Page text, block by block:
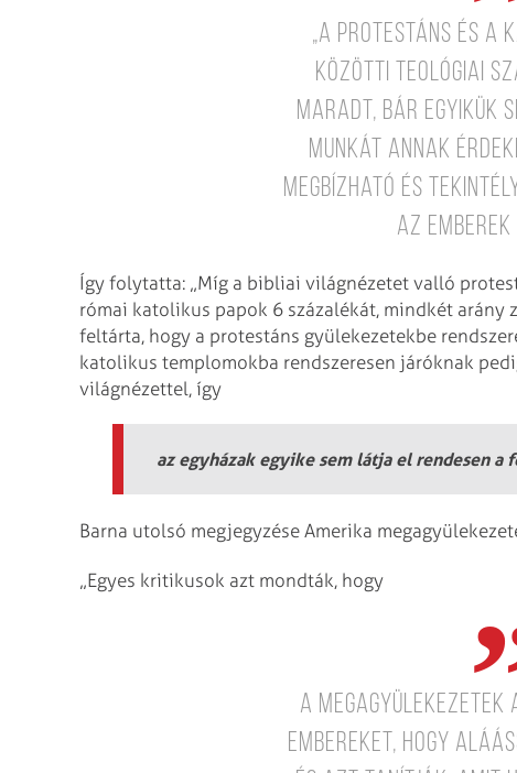
„A protestáns és a
közötti teológiai
maradt, bár egyikük
munkát annak
megbízható és
az emberek
Így folytatta: „Míg a bibliai világnézetet valló
római katolikus papok 6 százalékát, mindkét arány
feltárta, hogy a protestáns gyülekezetekbe
katolikus templomokba rendszeresen járóknak
világnézettel, így
az egyházak egyike sem látja el rendesen a
Barna utolsó megjegyzése Amerika
„Egyes kritikusok azt mondták, hogy
a
embereket, hogy